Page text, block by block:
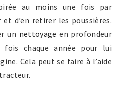
au moins une fois par
d’en retirer les poussières.
un nettoyage en profondeur
chaque année pour lui
Cela peut se faire à l’aide